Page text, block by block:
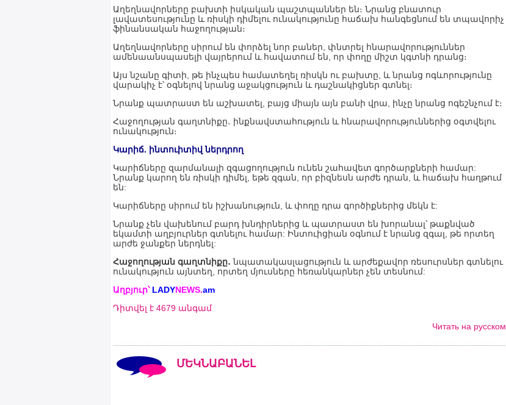
Աղեղնավորները բախտի իսկական պաշտպաններ են։ Նրանց բնատուր
լավատեսությունը և ռիսկի դիմելու ունակությունը հաճախ հանգեցնում են տպավորիչ
ֆինանսական հաջողության։
Աղեղնավորները սիրում են փորձել նոր բաներ, փնտրել հնարավորություններ
ամենաանսպասելի վայրերում և հավատում են, որ փողը միշտ կգտնի դրանց։
Այս նշանը գիտի, թե ինչպես համատեղել ռիսկն ու բախտը, և նրանց ոգևորությունը
վարակիչ է՝ օգնելով նրանց աջակցություն և դաշնակիցներ գտնել։
Նրանք պատրաստ են աշխատել, բայց միայն այն բանի վրա, ինչը նրանց ոգեշնչում է։
Հաջողության գաղտնիքը․ ինքնավստահություն և հնարավորություններից օգտվելու
ունակություն։
Կարիճ. ինտուիտիվ ներդրող
Կարիճները զարմանալի զգացողություն ունեն շահավետ գործարքների համար:
Նրանք կարող են ռիսկի դիմել, եթե զգան, որ բիզնեսն արժե դրան, և հաճախ հաղթում
են:
Կարիճները սիրում են իշխանություն, և փողը դրա գործիքներից մեկն է:
Նրանք չեն վախենում բարդ խնդիրներից և պատրաստ են խորանալ՝ թաքնված
եկամտի աղբյուրներ գտնելու համար: Ինտուիցիան օգնում է նրանց զգալ, թե որտեղ
արժե ջանքեր ներդնել:
Հաջողության գաղտնիքը․ նպատակասլացություն և արժեքավոր ռեսուրսներ գտնելու
ունակություն այնտեղ, որտեղ մյուսները հեռանկարներ չեն տեսնում:
Աղբյուր՝ LADYNEWS.am
Դիտվել է 4679 անգամ
Читать на русском
ՄԵԿՆԱԲԱՆԵԼ